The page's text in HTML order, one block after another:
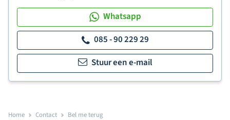
Whatsapp
085 - 90 229 29
Stuur een e-mail
Home Contact Bel me terug